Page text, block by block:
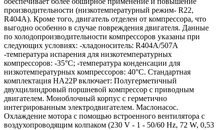
производительности (низкотемпературный режим- R22,
R404A). Кроме того, двигатель отделен от компрессора, что
выгодно особенно в случае повреждения двигателя. Данные
по холодопроизводительности компрессоров указаны при
следующих условиях: -хладоноситель: R404A/507A
-температура испарения для низкотемпературных
компрессоров: -35°C; -температура конденсации для
низкотемпературных компрессоров: 40°C. Стандартная
комплектация HA22P включает: Полугерметичный
двухцилиндровый поршневой компрессор с приводным
двигателем. Моноблочный корпус с герметично
интегрированным электродвигателем. Маслонасос.
Охлаждение мотора с помощью встроенного вентилятора с
воздухопроводящим колпаком (230 V - 1 - 50/60 Hz, 72 W, 0,53